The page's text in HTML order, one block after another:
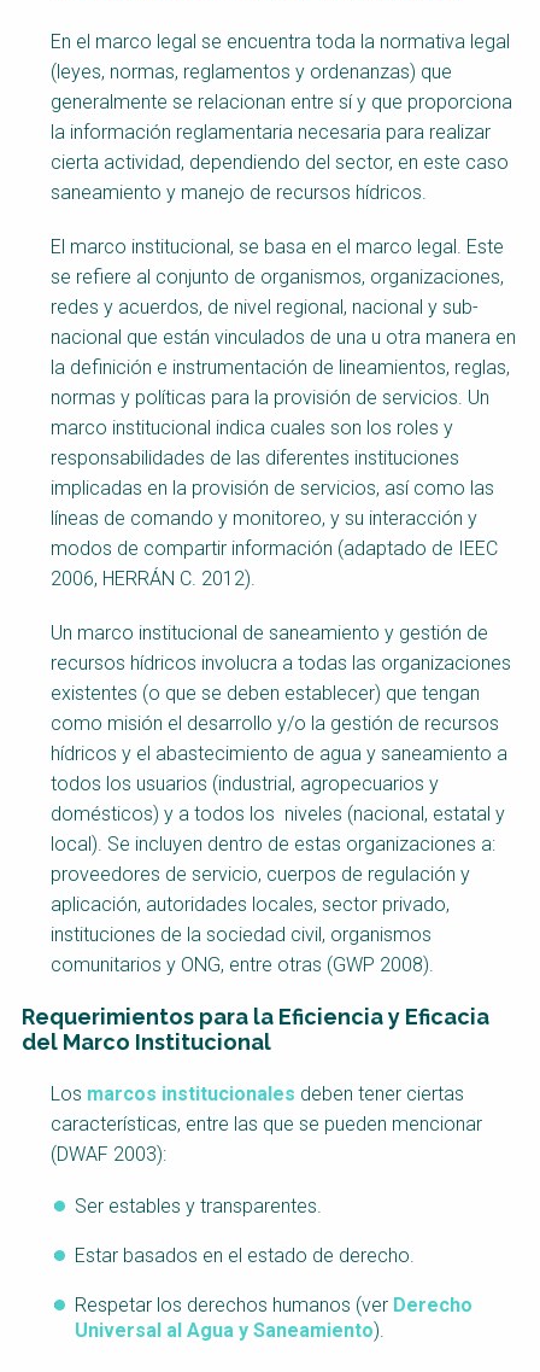
En el marco legal se encuentra toda la normativa legal
(leyes, normas, reglamentos y ordenanzas) que
generalmente se relacionan entre sí y que proporciona
la información reglamentaria necesaria para realizar
cierta actividad, dependiendo del sector, en este caso
saneamiento y manejo de recursos hídricos.
El marco institucional, se basa en el marco legal. Este
se refiere al conjunto de organismos, organizaciones,
redes y acuerdos, de nivel regional, nacional y sub-
nacional que están vinculados de una u otra manera en
la definición e instrumentación de lineamientos, reglas,
normas y políticas para la provisión de servicios. Un
marco institucional indica cuales son los roles y
responsabilidades de las diferentes instituciones
implicadas en la provisión de servicios, así como las
líneas de comando y monitoreo, y su interacción y
modos de compartir información (adaptado de IEEC
2006, HERRÁN C. 2012).
Un marco institucional de saneamiento y gestión de
recursos hídricos involucra a todas las organizaciones
existentes (o que se deben establecer) que tengan
como misión el desarrollo y/o la gestión de recursos
hídricos y el abastecimiento de agua y saneamiento a
todos los usuarios (industrial, agropecuarios y
domésticos) y a todos los niveles (nacional, estatal y
local). Se incluyen dentro de estas organizaciones a:
proveedores de servicio, cuerpos de regulación y
aplicación, autoridades locales, sector privado,
instituciones de la sociedad civil, organismos
comunitarios y ONG, entre otras (GWP 2008).
Requerimientos para la Eficiencia y Eficacia
del Marco Institucional
Factsheet
Block
Body
Los marcos institucionales deben tener ciertas
características, entre las que se pueden mencionar
(DWAF 2003):
Ser estables y transparentes.
Estar basados en el estado de derecho.
Respetar los derechos humanos (ver Derecho
Universal al Agua y Saneamiento).